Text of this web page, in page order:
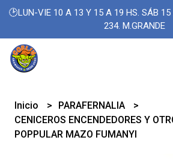
🕑LUN-VIE 10 A 13 Y 15 A 19 HS. SÁB
234. M.GRANDE
Inicio
PARAFERNALIA
CENICEROS ENCENDEDORES Y
POPPULAR MAZO FUMANYI